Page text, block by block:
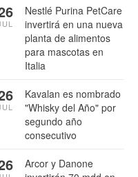
Nestlé Purina PetCare
invertirá en una nueva
planta de alimentos
para mascotas en
Italia
Kavalan es nombrado
"Whisky del Año" por
segundo año
consecutivo
Arcor y Danone